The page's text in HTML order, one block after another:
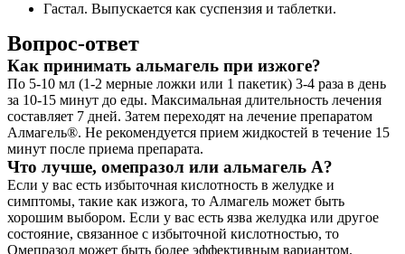
Гастал. Выпускается как суспензия и таблетки.
Вопрос-ответ
Как принимать альмагель при изжоге?
По 5-10 мл (1-2 мерные ложки или 1 пакетик) 3-4 раза в день
за 10-15 минут до еды. Максимальная длительность лечения
составляет 7 дней. Затем переходят на лечение препаратом
Алмагель®. Не рекомендуется прием жидкостей в течение 15
минут после приема препарата.
Что лучше, омепразол или альмагель А?
Если у вас есть избыточная кислотность в желудке и
симптомы, такие как изжога, то Алмагель может быть
хорошим выбором. Если у вас есть язва желудка или другое
состояние, связанное с избыточной кислотностью, то
Омепразол может быть более эффективным вариантом.